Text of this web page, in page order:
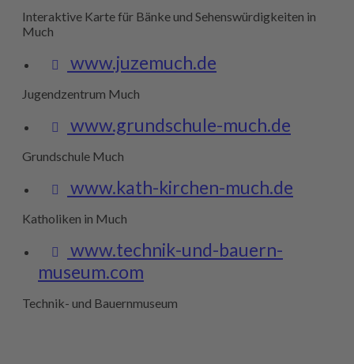
Interaktive Karte für Bänke und Sehenswürdigkeiten in
Much
www.juzemuch.de
Jugendzentrum Much
www.grundschule-much.de
Grundschule Much
www.kath-kirchen-much.de
Katholiken in Much
www.technik-und-bauern-
museum.com
Technik- und Bauernmuseum